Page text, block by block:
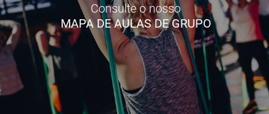
Consulte o nosso
MAPA DE AULAS DE GRUPO